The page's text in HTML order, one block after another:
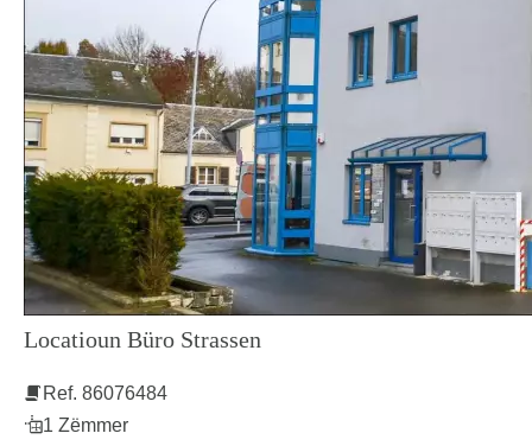
Locatioun Büro Strassen
Ref. 86076484
1 Zëmmer